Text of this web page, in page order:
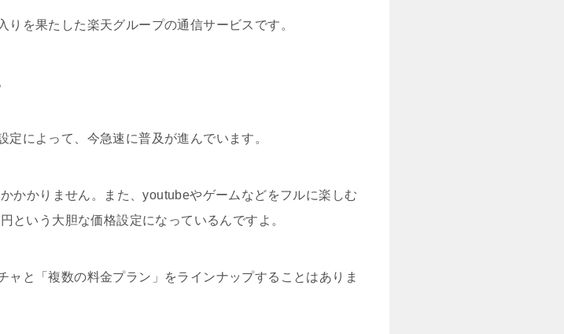
を果たした楽天グループの通信サービスです。
によって、今急速に普及が進んでいます。
かかりません。また、youtubeやゲームなどをフルに楽しむ
という大胆な価格設定になっているんですよ。
と「複数の料金プラン」をラインナップすることはありま